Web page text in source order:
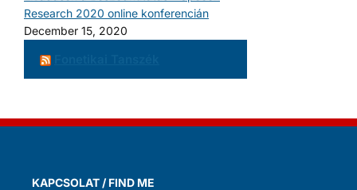
Research 2020 online konferencián
December 15, 2020
KAPCSOLAT / FIND ME